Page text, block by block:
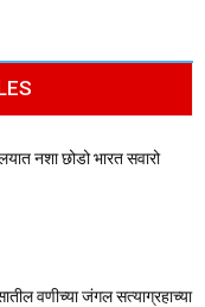
नशा छोडो भारत सवारो
वणीच्या जंगल सत्याग्रहाच्या